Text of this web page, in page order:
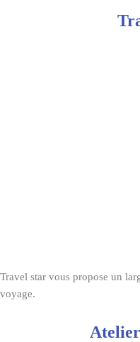
Travel star vous propose un
voyage.